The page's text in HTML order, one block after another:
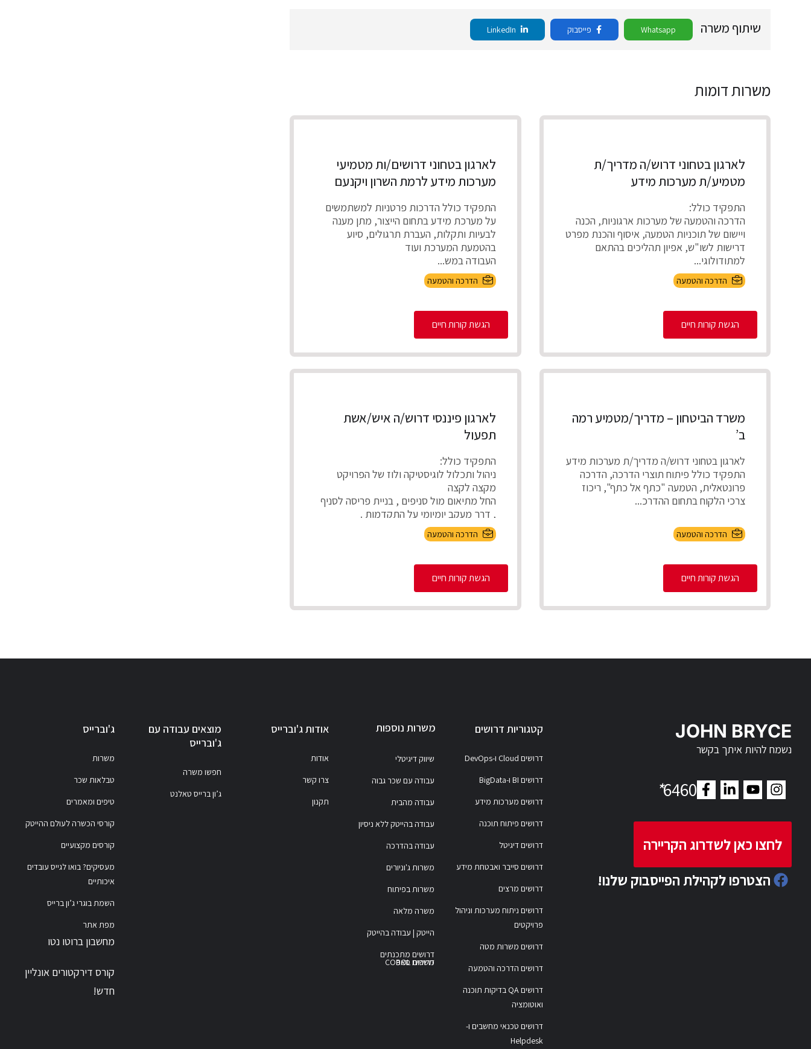
שיתוף משרה Whatsapp פייסבוק
משרות דומות
לארגון בטחוני דרוש/ה מדריך/ת
מטמיע/ת מערכות מידע
התפקיד כולל:
הדרכה והטמעה של מערכות ארגוניות, הכנה
ויישום של תוכניות הטמעה, איסוף והכנת מפרט
דרישות לשו"ש, אפיון תהליכים בהתאם
למתודולוגי...
הדרכה והטמעה
הגשת קורות חיים
לארגון בטחוני דרושים/ות מטמיעי
מערכות מידע לרמת השרון ויקנעם
התפקיד כולל הדרכות פרטניות למשתמשים
על מערכת מידע בתחום הייצור, מתן מענה
לבעיות ותקלות, העברת תרגולים, סיוע
בהטמעת המערכת ועוד
העבודה במש...
הדרכה והטמעה
הגשת קורות חיים
משרד הביטחון – מדריך/מטמיע רמה
ב’
לארגון בטחוני דרוש/ה מדריך/ת מערכות מידע
התפקיד כולל פיתוח תוצרי הדרכה, הדרכה
פרונטאלית, הטמעה "כתף אל כתף", ריכוז
צרכי הלקוח בתחום ההדרכ...
הדרכה והטמעה
הגשת קורות חיים
לארגון פיננסי דרוש/ה איש/אשת
תפעול
התפקיד כולל:
ניהול ותכלול לוגיסטיקה ולוז של הפרויקט
מקצה לקצה
החל מתיאום מול סניפים , בניית פריסה לסניף
, דרך מעקב יומיומי על התקדמות .
...
הדרכה והטמעה
הגשת קורות חיים
JOHN BRYCE
נשמח להיות איתך בקשר
6460
*
לחצו כאן לשדרוג הקריירה
הצטרפו לקהילת הפייסבוק שלנו!
קטגוריות דרושים
דרושים Cloud ו-DevOps
דרושים BI ו-BigData
דרושים מערכות מידע
דרושים פיתוח תוכנה
דרושים דיגיטל
דרושים סייבר ואבטחת מידע
דרושים מרצים
דרושים ניתוח מערכות וניהול
פרויקטים
דרושים משרות מטה
דרושים הדרכה והטמעה
דרושים QA בדיקות תוכנה
ואוטומציה
דרושים טכנאי מחשבים ו-
Helpdesk
משרות נוספות
שיווק דיגיטלי
עבודה עם שכר גבוה
עבודה מהבית
עבודה בהייטק ללא ניסיון
עבודה בהדרכה
משרות ג'וניורים
משרות בפיתוח
משרה מלאה
הייטק | עבודה בהייטק
דרושים מתכנתים
דרושים סאפ
משרות COBOL
אודות ג'וברייס
אודות
צרו קשר
תקנון
מוצאים עבודה עם
ג'וברייס
חפשו משרה
ג’ון ברייס טאלנט
ג'וברייס
משרות
טבלאות שכר
טיפים ומאמרים
קורסי הכשרה לעולם ההייטק
קורסים מקצועיים
מעסיקים? בואו לגייס עובדים
איכותיים
השמת בוגרי ג’ון ברייס
מפת אתר
מחשבון ברוטו נטו
קורס דירקטורים אונליין
חדש!